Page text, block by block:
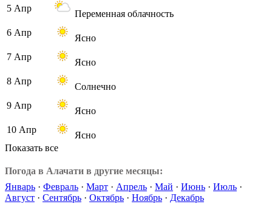
5 Апр
Переменная облачность
6 Апр
Ясно
7 Апр
Ясно
8 Апр
Солнечно
9 Апр
Ясно
10 Апр
Ясно
Показать все
Погода в Алачати в другие месяцы:
Январь · Февраль · Март · Апрель · Май · Июнь · Июль ·
Август · Сентябрь · Октябрь · Ноябрь · Декабрь